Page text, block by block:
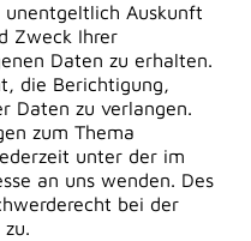
unentgeltlich Auskunft
Zweck Ihrer
Daten zu erhalten.
die Berichtigung,
Daten zu verlangen.
zum Thema
unter der im
an uns wenden. Des
bei der